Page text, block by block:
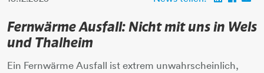
Fernwärme Ausfall: Nicht mit uns in Wels
und Thalheim
Ein Fernwärme Ausfall ist extrem unwahrscheinlich,